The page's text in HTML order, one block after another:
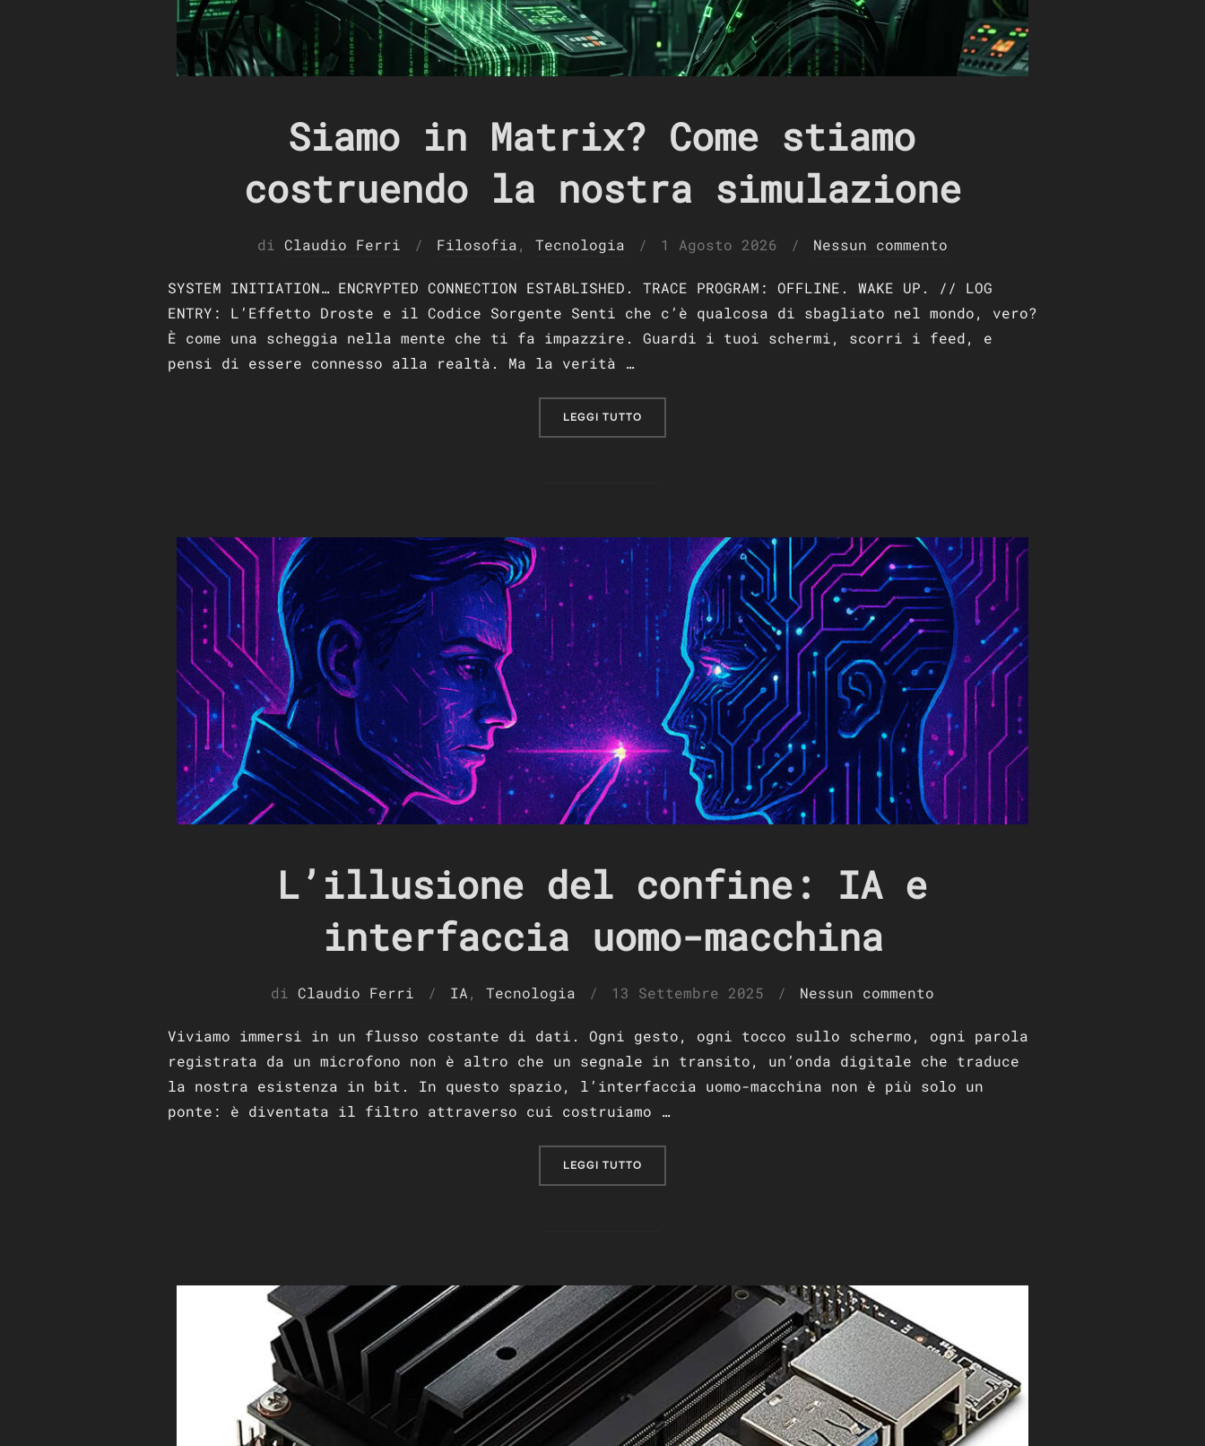
Siamo in Matrix? Come stiamo
costruendo la nostra simulazione
di Claudio Ferri Filosofia, Tecnologia
Pubblicato
1 Agosto 2026 Nessun commento
SYSTEM INITIATION… ENCRYPTED CONNECTION ESTABLISHED. TRACE PROGRAM: OFFLINE. WAKE UP. // LOG
ENTRY: L’Effetto Droste e il Codice Sorgente Senti che c’è qualcosa di sbagliato nel mondo, vero?
È come una scheggia nella mente che ti fa impazzire. Guardi i tuoi schermi, scorri i feed, e
pensi di essere connesso alla realtà. Ma la verità …
LEGGI TUTTO
L’illusione del confine: IA e
interfaccia uomo-macchina
di Claudio Ferri IA, Tecnologia
Pubblicato
13 Settembre 2025 Nessun commento
Viviamo immersi in un flusso costante di dati. Ogni gesto, ogni tocco sullo schermo, ogni parola
registrata da un microfono non è altro che un segnale in transito, un’onda digitale che traduce
la nostra esistenza in bit. In questo spazio, l’interfaccia uomo-macchina non è più solo un
ponte: è diventata il filtro attraverso cui costruiamo …
LEGGI TUTTO